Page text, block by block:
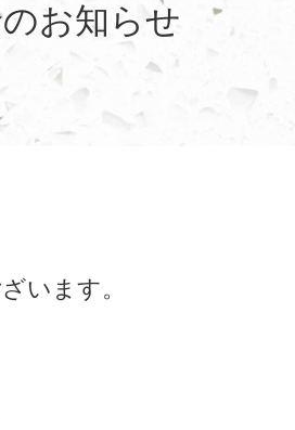
お知らせ
います。